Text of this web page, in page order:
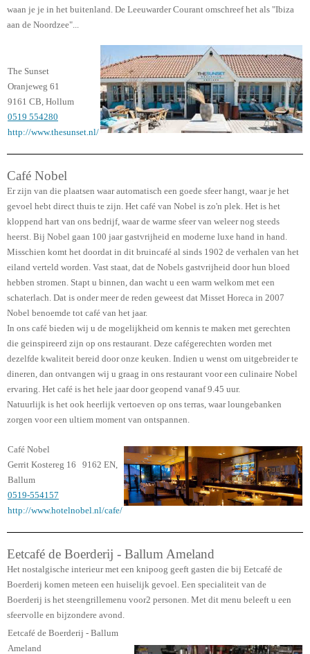
waan je je in het buitenland. De Leeuwarder Courant omschreef het als "Ibiza
aan de Noordzee"...
The Sunset
Oranjeweg 61
9161 CB, Hollum
0519 554280
http://www.thesunset.nl/
Café Nobel
Er zijn van die plaatsen waar automatisch een goede sfeer hangt, waar je het
gevoel hebt direct thuis te zijn. Het café van Nobel is zo'n plek. Het is het
kloppend hart van ons bedrijf, waar de warme sfeer van weleer nog steeds
heerst. Bij Nobel gaan 100 jaar gastvrijheid en moderne luxe hand in hand.
Misschien komt het doordat in dit bruincafé al sinds 1902 de verhalen van het
eiland verteld worden. Vast staat, dat de Nobels gastvrijheid door hun bloed
hebben stromen. Stapt u binnen, dan wacht u een warm welkom met een
schaterlach. Dat is onder meer de reden geweest dat Misset Horeca in 2007
Nobel benoemde tot café van het jaar.
In ons café bieden wij u de mogelijkheid om kennis te maken met gerechten
die geinspireerd zijn op ons restaurant. Deze cafégerechten worden met
dezelfde kwaliteit bereid door onze keuken. Indien u wenst om uitgebreider te
dineren, dan ontvangen wij u graag in ons restaurant voor een culinaire Nobel
ervaring. Het café is het hele jaar door geopend vanaf 9.45 uur.
Natuurlijk is het ook heerlijk vertoeven op ons terras, waar loungebanken
zorgen voor een ultiem moment van ontspannen.
Café Nobel
Gerrit Kostereg 16 9162 EN,
Ballum
0519-554157
http://www.hotelnobel.nl/cafe/
Eetcafé de Boerderij - Ballum Ameland
Het nostalgische interieur met een knipoog geeft gasten die bij Eetcafé de
Boerderij komen meteen een huiselijk gevoel. Een specialiteit van de
Boerderij is het steengrillemenu voor2 personen. Met dit menu beleeft u een
sfeervolle en bijzondere avond.
Eetcafé de Boerderij - Ballum
Ameland